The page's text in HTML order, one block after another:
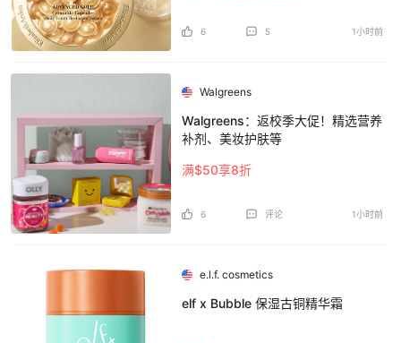
6 5 1小时前
Walgreens
Walgreens：返校季大促！精选营养
补剂、美妆护肤等
满$50享8折
6 评论 1小时前
e.l.f. cosmetics
elf x Bubble 保湿古铜精华霜